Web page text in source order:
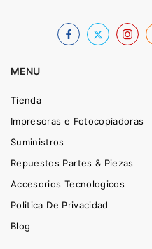
MENU
Tienda
Impresoras e Fotocopiadoras
Suministros
Repuestos Partes & Piezas
Accesorios Tecnologicos
Politica De Privacidad
Blog